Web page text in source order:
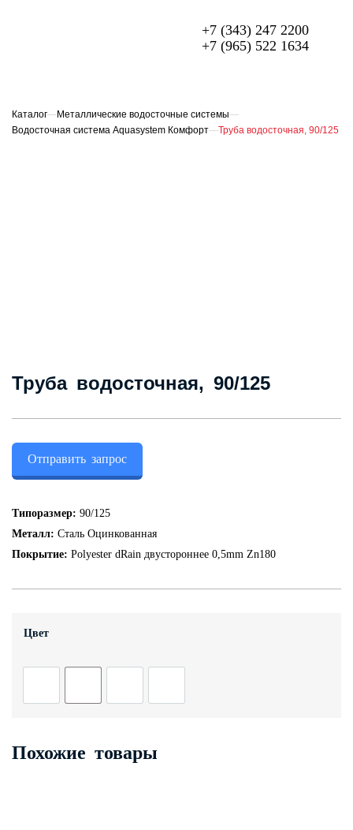
+7 (343) 247 2200
+7 (965) 522 1634
ПРОФЛИСТ
Контакты
+7 (343) 247 2200
Заказать обратный звонок
Каталог—Металлические водосточные системы—
Водосточная система Aquasystem Комфорт—Труба водосточная, 90/125
Труба водосточная, 90/125
Отправить запрос
Типоразмер: 90/125
Металл: Сталь Оцинкованная
Покрытие: Polyester dRain двустороннее 0,5mm Zn180
Цвет
Похожие товары